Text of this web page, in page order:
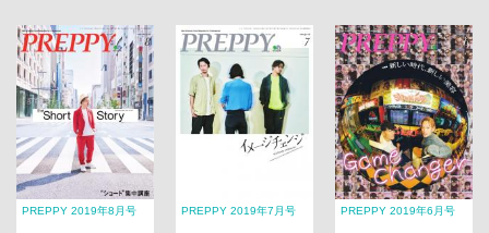
PREPPY 2019年8月号 PREPPY 2019年7月号 PREPPY 2019年6月号